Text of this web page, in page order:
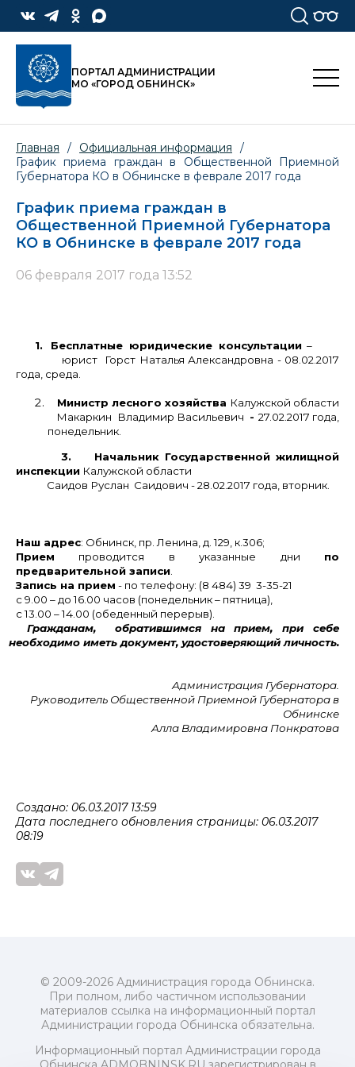
ПОРТАЛ АДМИНИСТРАЦИИ
МО «ГОРОД ОБНИНСК»
Главная / Официальная информация
/
График приема граждан в Общественной Приемной
Губернатора КО в Обнинске в феврале 2017 года
График приема граждан в
Общественной Приемной Губернатора
КО в Обнинске в феврале 2017 года
06 февраля 2017 года 13:52
1. Бесплатные юридические консультации –
юрист Горст Наталья Александровна - 08.02.2017
года, среда.
Министр лесного хозяйства Калужской области
Макаркин Владимир Васильевич - 27.02.2017 года,
понедельник.
Начальник Государственной жилищной
инспекции Калужской области
Саидов Руслан Саидович - 28.02.2017 года, вторник.
Наш адрес: Обнинск, пр. Ленина, д. 129, к.306;
Прием проводится в указанные дни по
предварительной записи.
Запись на прием - по телефону: (8 484) 39 3-35-21
с 9.00 – до 16.00 часов (понедельник – пятница),
с 13.00 – 14.00 (обеденный перерыв).
Гражданам, обратившимся на прием, при себе
необходимо иметь документ, удостоверяющий личность.
Администрация Губернатора.
Руководитель Общественной Приемной Губернатора в
Обнинске
Алла Владимировна Понкратова
Создано: 06.03.2017 13:59
Дата последнего обновления страницы: 06.03.2017
08:19
© 2009-2026 Администрация города Обнинска.
При полном, либо частичном использовании
материалов ссылка на информационный портал
Администрации города Обнинска обязательна.
Информационный портал Администрации города